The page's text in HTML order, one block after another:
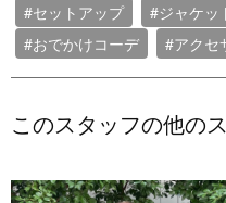
#セットアップ
#ジャケッ
#おでかけコーデ
#アクセ
このスタッフの他の